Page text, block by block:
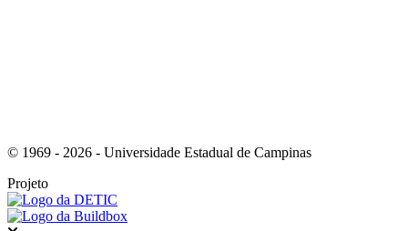
© 1969 - 2026 - Universidade Estadual de Campinas
Projeto